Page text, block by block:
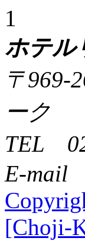
1
ホテル
〒969-
ーク
TEL
E-mail
[Choji-